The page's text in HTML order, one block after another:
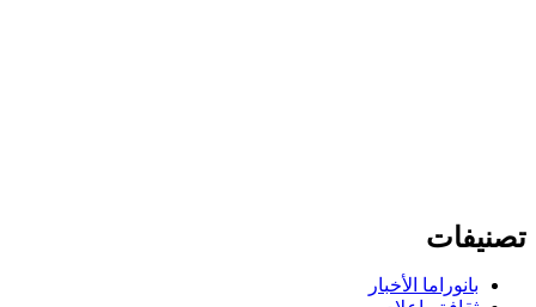
تصنيفات
بانوراما الأخبار